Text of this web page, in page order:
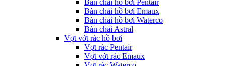
Bàn chải hồ bơi Pentair
Bàn chải hồ bơi Emaux
Bàn chải hồ bơi Waterco
Bàn chải Astral
Vợt vớt rác hồ bơi
Vợt rác Pentair
Vợt vớt rác Emaux